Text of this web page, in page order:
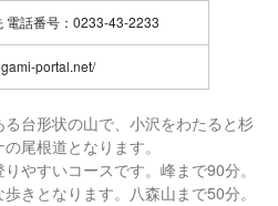
電話番号：0233-43-2233
portal.net/
台形状の山で、小沢をわたると杉
尾根道となります。
やすいコースです。峰まで90分。
きとなります。八森山まで50分。